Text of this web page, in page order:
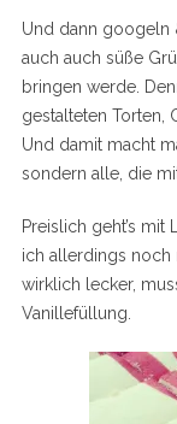
Und dann googeln
auch auch süße
bringen werde.
gestalteten Torten,
Und damit macht
sondern alle, die
Preislich geht’s
ich allerdings noch
wirklich lecker,
Vanillefüllung.